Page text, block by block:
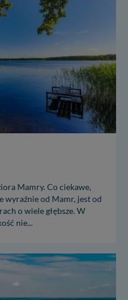
Mamry. Co ciekawe,
wyraźnie od Mamr, jest od
o wiele głębsze. W
nie...